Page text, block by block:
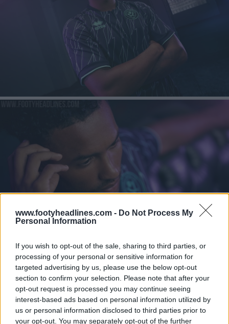
www.footyheadlines.com - Do Not Process My
Personal Information
If you wish to opt-out of the sale, sharing to third parties, or
processing of your personal or sensitive information for
targeted advertising by us, please use the below opt-out
section to confirm your selection. Please note that after your
opt-out request is processed you may continue seeing
interest-based ads based on personal information utilized by
us or personal information disclosed to third parties prior to
your opt-out. You may separately opt-out of the further